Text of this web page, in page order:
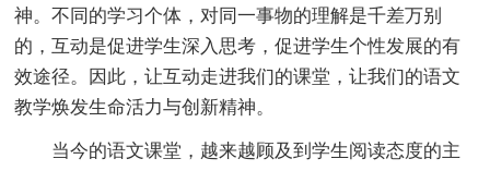
神。不同的学习个体，对同一事物的理解是千差万别
的，互动是促进学生深入思考，促进学生个性发展的有
效途径。因此，让互动走进我们的课堂，让我们的语文
教学焕发生命活力与创新精神。
当今的语文课堂，越来越顾及到学生阅读态度的主